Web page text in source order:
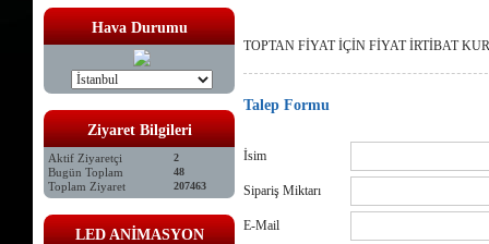
Hava Durumu
Ziyaret Bilgileri
Aktif Ziyaretçi 2
Bugün Toplam 48
Toplam Ziyaret 207463
LED ANİMASYON
TOPTAN FİYAT İÇİN FİYAT İRTİBAT
Talep Formu
İsim
Sipariş Miktarı
E-Mail